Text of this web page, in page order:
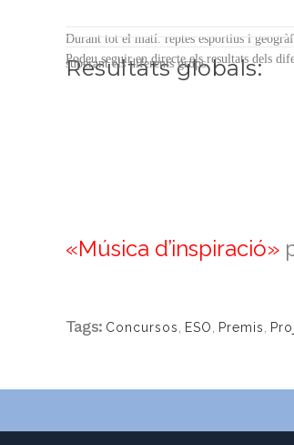
Durant tot el matí: reptes esportius i
superant els diferents grups.
Podeu seguir en directe els resultats dels
Resultats globals:
«Música d’inspiració»
Tags: Concursos ESO Premis